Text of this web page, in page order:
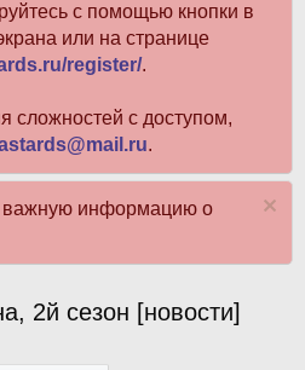
с помощью кнопки в
или на странице
register/.
сложностей с доступом,
.
важную информацию о
2й сезон [новости]